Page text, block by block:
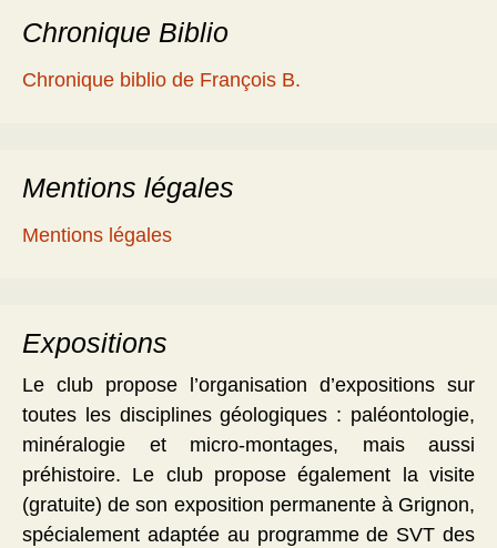
Chronique Biblio
Chronique biblio de François B.
Mentions légales
Mentions légales
Expositions
Le club propose l’organisation d’expositions sur
toutes les disciplines géologiques : paléontologie,
minéralogie et micro-montages, mais aussi
préhistoire. Le club propose également la visite
(gratuite) de son exposition permanente à Grignon,
spécialement adaptée au programme de SVT des